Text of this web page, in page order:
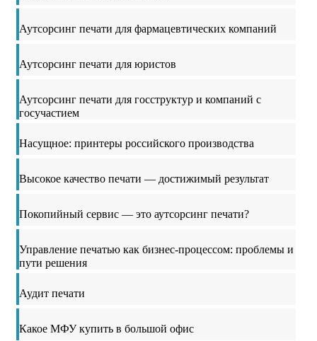
Аутсорсинг печати для фармацевтических компаний
Аутсорсинг печати для юристов
Аутсорсинг печати для госструктур и компаний с
госучастием
Насущное: принтеры российского производства
Высокое качество печати — достижимый результат
Покопийный сервис — это аутсорсинг печати?
Управление печатью как бизнес-процессом: проблемы и
пути решения
Аудит печати
Какое МФУ купить в большой офис